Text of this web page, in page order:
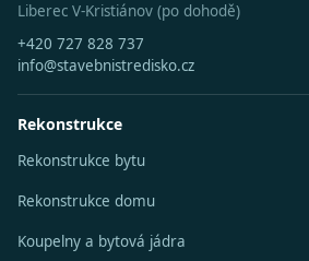
Liberec V-Kristiánov (po dohodě)
+420 727 828 737
info@stavebnistredisko.cz
Rekonstrukce
Rekonstrukce bytu
Rekonstrukce domu
Koupelny a bytová jádra